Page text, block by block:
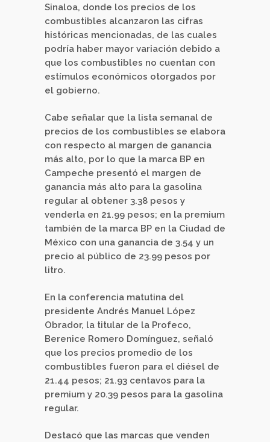
Sinaloa, donde los precios de los
combustibles alcanzaron las cifras
históricas mencionadas, de las cuales
podría haber mayor variación debido a
que los combustibles no cuentan con
estímulos económicos otorgados por
el gobierno.
Cabe señalar que la lista semanal de
precios de los combustibles se elabora
con respecto al margen de ganancia
más alto, por lo que la marca BP en
Campeche presentó el margen de
ganancia más alto para la gasolina
regular al obtener 3.38 pesos y
venderla en 21.99 pesos; en la premium
también de la marca BP en la Ciudad de
México con una ganancia de 3.54 y un
precio al público de 23.99 pesos por
litro.
En la conferencia matutina del
presidente Andrés Manuel López
Obrador, la titular de la Profeco,
Berenice Romero Domínguez, señaló
que los precios promedio de los
combustibles fueron para el diésel de
21.44 pesos; 21.93 centavos para la
premium y 20.39 pesos para la gasolina
regular.
Destacó que las marcas que venden